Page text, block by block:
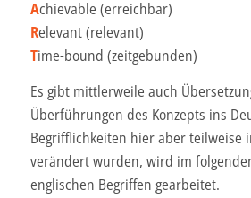
Achievable (erreichbar)
Relevant (relevant)
Time-bound (zeitgebunden)
Es gibt mittlerweile auch
Überführungen des Konzepts ins
Begrifflichkeiten hier aber teilweise
verändert wurden, wird im
englischen Begriffen gearbeitet.